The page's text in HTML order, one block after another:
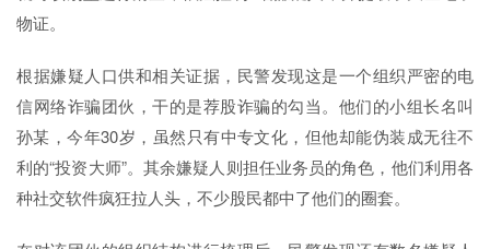
物证。
根据嫌疑人口供和相关证据，民警发现这是一个组织严密的电
信网络诈骗团伙，干的是荐股诈骗的勾当。他们的小组长名叫
孙某，今年30岁，虽然只有中专文化，但他却能伪装成无往不
利的“投资大师”。其余嫌疑人则担任业务员的角色，他们利用各
种社交软件疯狂拉人头，不少股民都中了他们的圈套。